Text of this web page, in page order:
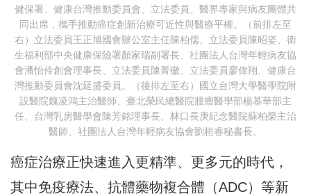
健保署、健康台灣推動委員會、立法委員、醫界專家與病友團體共
同出席，攜手推動癌症創新治療可近性與醫療平權。（前排左至
右）立法委員王正旭國會辦公室主任陳柏儒、立法委員陳昭姿、衛
生福利部中央健康保險署顏家瑞副署長、社團法人台灣年輕病友協
會潘怡伶創會理事長、立法委員陳菁徽、立法委員廖偉翔、健康台
灣推動委員會沈延盛委員。（後排左至右）國立台灣大學醫學院附
設醫院魏凌鴻主治醫師、臺北榮民總醫院腫瘤醫學部楊慕華部主
任、台灣乳房醫學會陳芳銘理事長、林口長庚紀念醫院蘇柏榮主治
醫師、社團法人台灣年輕病友協會劉桓睿秘書長。
癌症治療正快速進入更精準、更多元的時代，
其中免疫療法、抗體藥物複合體（ADC）等新